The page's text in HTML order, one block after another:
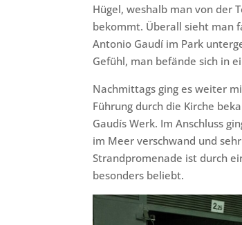
Hügel, weshalb man von der
bekommt. Überall sieht man
Antonio Gaudí im Park
Gefühl, man befände sich in
Nachmittags ging es weiter
Führung durch die Kirche
Gaudís Werk. Im Anschluss
im Meer verschwand und
Strandpromenade ist durch
besonders beliebt.